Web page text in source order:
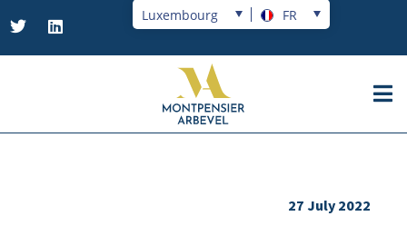
Luxembourg FR
27 July 2022